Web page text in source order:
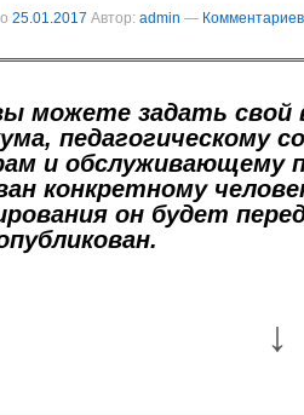
25.01.2017 Автор: admin —
можете задать свой
педагогическому
и обслуживающему
конкретному
он будет
↓